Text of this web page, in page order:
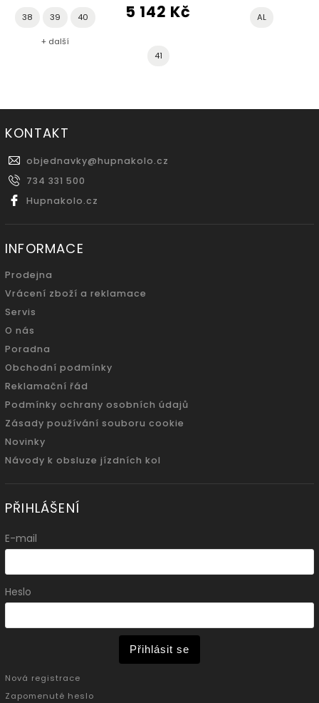
40 5 142 Kč
KONTAKT
objednavky@hupnakolo.cz
734 331 500
Hupnakolo.cz
INFORMACE
Prodejna
Vrácení zboží a reklamace
Servis
O nás
Poradna
Obchodní podmínky
Reklamační řád
Podmínky ochrany osobních údajů
Zásady používání souboru cookie
Novinky
Návody k obsluze jízdních kol
PŘIHLÁŠENÍ
E-mail
Heslo
Přihlásit se
Nová registrace
Zapomenuté heslo